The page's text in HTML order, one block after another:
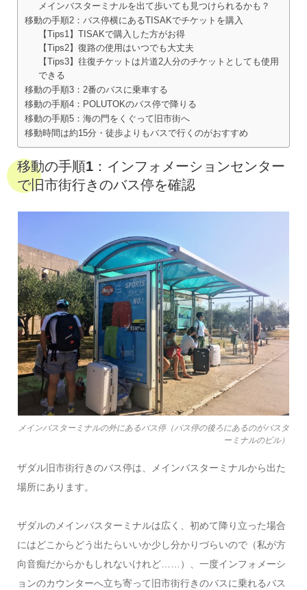
メインバスターミナルを出て歩いても見つけられるかも？
移動の手順2：バス停横にあるTISAKでチケットを購入
【Tips1】TISAKで購入した方がお得
【Tips2】復路の使用はいつでも大丈夫
【Tips3】往復チケットは片道2人分のチケットとしても使用
できる
移動の手順3：2番のバスに乗車する
移動の手順4：POLUTOKのバス停で降りる
移動の手順5：海の門をくぐって旧市街へ
移動時間は約15分・徒歩よりもバスで行くのがおすすめ
移動の手順1：インフォメーションセンター
で旧市街行きのバス停を確認
メインバスターミナルの外にあるバス停（バス停の後ろにあるのがバスタ
ーミナルのビル）
ザダル旧市街行きのバス停は、メインバスターミナルから出た
場所にあります。
ザダルのメインバスターミナルは広く、初めて降り立った場合
にはどこからどう出たらいいか少し分かりづらいので（私が方
向音痴だからかもしれないけれど……）、一度インフォメーシ
ョンのカウンターへ立ち寄って旧市街行きのバスに乗れるバス